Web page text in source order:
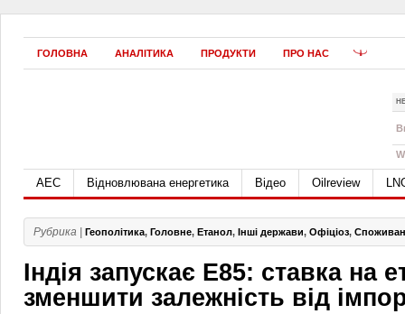
ГОЛОВНА АНАЛІТИКА ПРОДУКТИ ПРО НАС
АЕС Відновлювана енергетика Відео Oilreview
Рубрика | Геополітика, Головне, Етанол, Інші держави, Офіціоз,
Індія запускає E85: ставка на
зменшити залежність від